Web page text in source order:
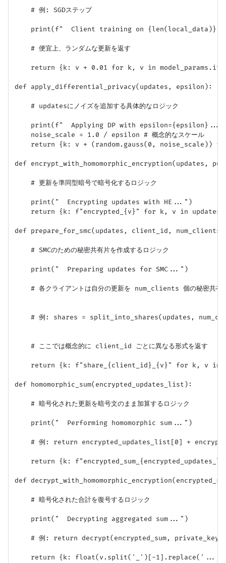
    # 例: SGDステップ
print(f"  Client training on {len(local_data)}
    # 便宜上、ランダムな更新を返す
return {k: v + 0.01 for k, v in
def apply_differential_privacy(updates, epsilon):
    # updatesにノイズを追加する具体的なロジック
print(f"  Applying DP with
    noise_scale = 1.0 / epsilon # 概念的なスケール
return {k: v + (random.gauss(0, noise_scale))
def encrypt_with_homomorphic_encryption(updates,
    # 更新を準同型暗号で暗号化するロジック
    print("  Encrypting updates with HE...")
return {k: f"encrypted_{v}" for k, v in
def prepare_for_smc(updates, client_id,
    # SMCのための秘密共有片を作成するロジック
    print("  Preparing updates for SMC...")
# 各クライアントは自分の更新を num_clients 個の秘密共有
# 例: shares = split_into_shares(updates,
    # ここでは概念的に client_id ごとに異なる形式を返す
return {k: f"share_{client_id}_{v}" for k, v in
def homomorphic_sum(encrypted_updates_list):
    # 暗号化された更新を暗号文のまま加算するロジック
    print("  Performing homomorphic sum...")
# 例: return encrypted_updates_list[0] +
return {k:
def
    # 暗号化された合計を復号するロジック
    print("  Decrypting aggregated sum...")
    # 例: return decrypt(encrypted_sum, private_key)
return {k: float(v.split('_')[-